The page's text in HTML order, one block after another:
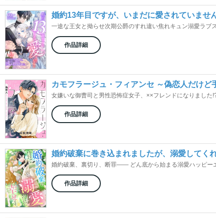
婚約13年目ですが、いまだに愛されていませ
一途な王女と拗らせ次期公爵のすれ違い焦れキュン溺愛ラブ
作品詳細
カモフラージュ・フィアンセ ～偽恋人だけど
女嫌いな御曹司と男性恐怖症女子、××フレンドになりました
作品詳細
婚約破棄に巻き込まれましたが、溺愛してく
婚約破棄、裏切り、断罪―― どん底から始まる溺愛ハッピー
作品詳細